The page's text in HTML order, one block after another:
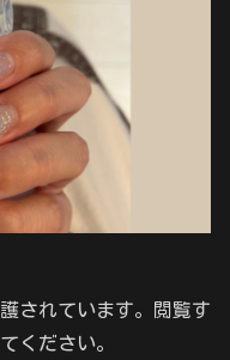
されています。閲覧す
ください。